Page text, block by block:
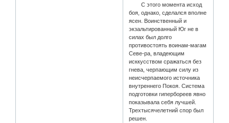
С этого момента исход
боя, однако, сделался вполне
ясен. Воинственный и
экзальтированный Юг не в
силах был долго
противостоять воинам-магам
Севе-ра, владеющим
исккусством сражаться без
гнева, черпающим силу из
неисчерпаемого источника
внутреннего Покоя. Система
подготовки гипербореев явно
показывала себя лучшей.
Трехтысячелетний спор был
решен.